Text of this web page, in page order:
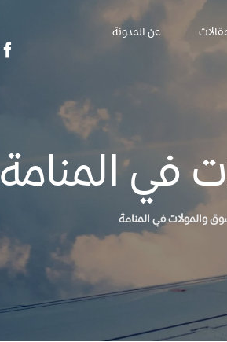
عن المدونة
في المنامة
والمولات في المنامة